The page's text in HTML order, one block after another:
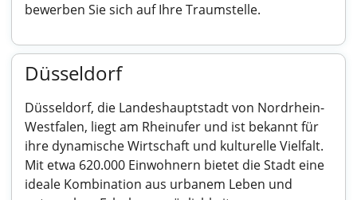
bewerben Sie sich auf Ihre Traumstelle.
Düsseldorf
Düsseldorf, die Landeshauptstadt von Nordrhein-
Westfalen, liegt am Rheinufer und ist bekannt für
ihre dynamische Wirtschaft und kulturelle Vielfalt.
Mit etwa 620.000 Einwohnern bietet die Stadt eine
ideale Kombination aus urbanem Leben und